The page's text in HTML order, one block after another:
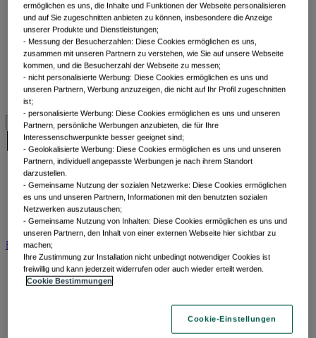
Thematic ETFs
Min TE ETFs
Aktive fundamentale ETFs
ESG Enhanced ETFs
Alpha Enhanced ETFs
Next Gen ETFs
Beiträge nach Kategorien
Front of mind
Portfolio perspectives
Forward thinking
View All Beiträge nach Kategorien
BNP Paribas AM
ermöglichen es uns, die Inhalte und Funktionen der Webseite personalisieren
und auf Sie zugeschnitten anbieten zu können, insbesondere die Anzeige
unserer Produkte und Dienstleistungen;
- Messung der Besucherzahlen: Diese Cookies ermöglichen es uns,
zusammen mit unseren Partnern zu verstehen, wie Sie auf unsere Webseite
kommen, und die Besucherzahl der Webseite zu messen;
- nicht personalisierte Werbung: Diese Cookies ermöglichen es uns und
unseren Partnern, Werbung anzuzeigen, die nicht auf Ihr Profil zugeschnitten
ist;
- personalisierte Werbung: Diese Cookies ermöglichen es uns und unseren
Partnern, persönliche Werbungen anzubieten, die für Ihre
Interessenschwerpunkte besser geeignet sind;
- Geolokalisierte Werbung: Diese Cookies ermöglichen es uns und unseren
Partnern, individuell angepasste Werbungen je nach ihrem Standort
darzustellen.
- Gemeinsame Nutzung der sozialen Netzwerke: Diese Cookies ermöglichen
es uns und unseren Partnern, Informationen mit den benutzten sozialen
Netzwerken auszutauschen;
- Gemeinsame Nutzung von Inhalten: Diese Cookies ermöglichen es uns und
unseren Partnern, den Inhalt von einer externen Webseite hier sichtbar zu
machen;
​ Ihre Zustimmung zur Installation nicht unbedingt notwendiger Cookies ist
freiwillig und kann jederzeit widerrufen oder auch wieder erteilt werden.
Cookie Bestimmungen
Cookie-Einstellungen